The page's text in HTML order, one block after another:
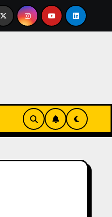
tour de la India Chiquitina